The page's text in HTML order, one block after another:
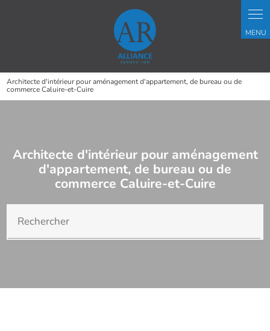
Architecte d'intérieur pour aménagement d'appartement, de bureau ou de
commerce Caluire-et-Cuire
Architecte d'intérieur pour aménagement
d'appartement, de bureau ou de
commerce Caluire-et-Cuire
Rechercher